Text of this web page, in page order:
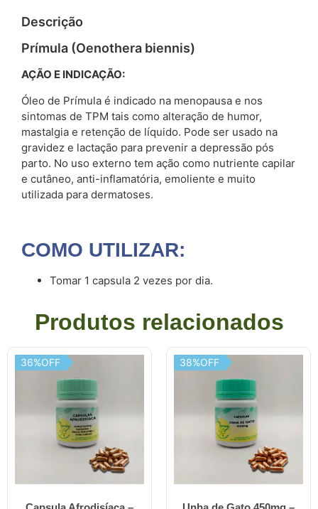
Descrição
Prímula (Oenothera biennis)
AÇÃO E INDICAÇÃO:
Óleo de Prímula é indicado na menopausa e nos
sintomas de TPM tais como alteração de humor,
mastalgia e retenção de líquido. Pode ser usado na
gravidez e lactação para prevenir a depressão pós
parto. No uso externo tem ação como nutriente capilar
e cutâneo, anti-inflamatória, emoliente e muito
utilizada para dermatoses.
COMO UTILIZAR:
Tomar 1 capsula 2 vezes por dia.
Produtos relacionados
36%OFF 38%OFF